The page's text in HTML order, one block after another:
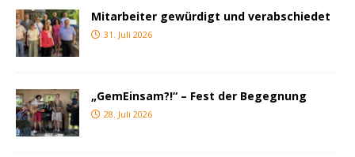
Mitarbeiter gewürdigt und verabschiedet
31. Juli 2026
„GemEinsam?!“ – Fest der Begegnung
28. Juli 2026